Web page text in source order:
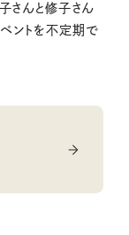
さんと修子さん
ントを不定期で